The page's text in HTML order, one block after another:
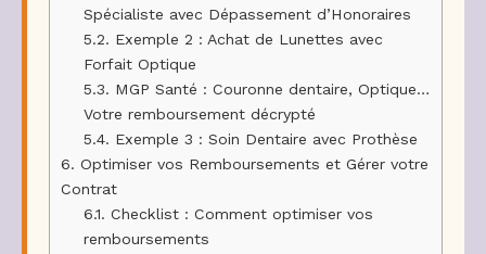
Spécialiste avec Dépassement d’Honoraires
5.2. Exemple 2 : Achat de Lunettes avec
Forfait Optique
5.3. MGP Santé : Couronne dentaire, Optique…
Votre remboursement décrypté
5.4. Exemple 3 : Soin Dentaire avec Prothèse
6. Optimiser vos Remboursements et Gérer votre
Contrat
6.1. Checklist : Comment optimiser vos
remboursements